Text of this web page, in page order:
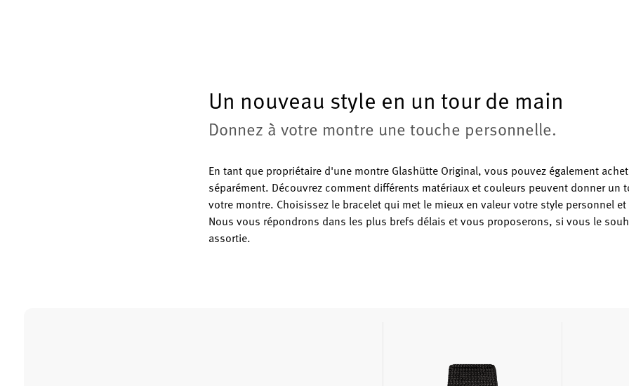
Un nouveau style en un tour de main
Donnez à votre montre une touche personnelle.
En tant que propriétaire d'une montre Glashütte Original, vous pouvez également
séparément. Découvrez comment différents matériaux et couleurs peuvent donner un
votre montre. Choisissez le bracelet qui met le mieux en valeur votre style personnel
Nous vous répondrons dans les plus brefs délais et vous proposerons, si vous le
assortie.